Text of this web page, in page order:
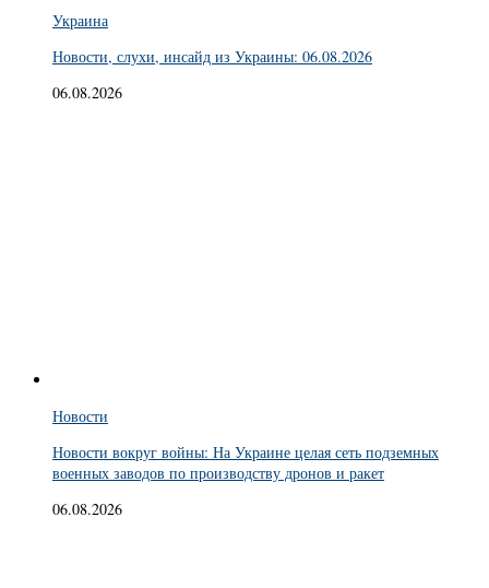
Украина
Новости, слухи, инсайд из Украины: 06.08.2026
06.08.2026
Новости
Новости вокруг войны: На Украине целая сеть подземных
военных заводов по производству дронов и ракет
06.08.2026